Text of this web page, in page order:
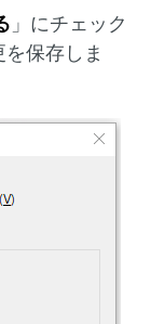
」にチェック
保存しま